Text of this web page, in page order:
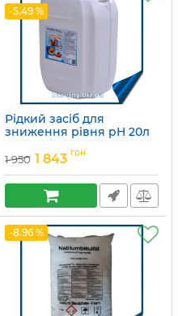
-5.49 %
Рідкий засіб для
зниження рівня pH 20л
1 950 1 843 грн
-8.96 %